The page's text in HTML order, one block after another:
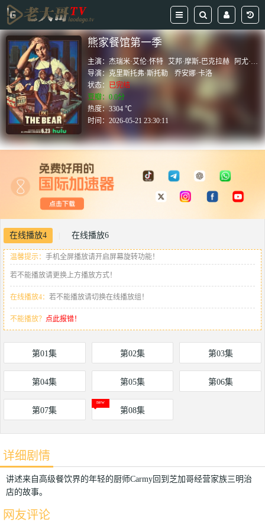
熊家餐馆第一季
主演：杰瑞米·艾伦·怀特 艾邦·摩斯-巴克拉赫
阿尤·艾德維利
导演：克里斯托弗·斯托勒
乔安娜·卡洛
状态： 已完结
豆瓣：0.0分
热度：3304 ℃
时间：2026-05-21 23:30:11
在线播放4 在线播放6
温馨提示： 手机全屏播放请开启屏幕旋转功能！
若不能播放请更换上方播放方式！
在线播放4： 若不能播放请切换在线播放组！
不能播放？ 点此报错！
第01集 第02集 第03集
第04集 第05集 第06集
第07集 第08集
详细剧情
讲述来自高级餐饮界的年轻的厨师Carmy回到芝加哥经营家族三明治
店的故事。
网友评论